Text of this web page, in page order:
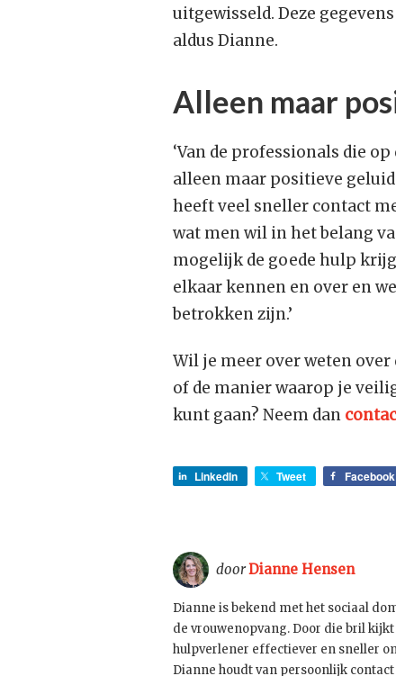
uitgewisseld. Deze
aldus Dianne.
Alleen maar
‘Van de professionals die
alleen maar positieve
heeft veel sneller contact
wat men wil in het belang
mogelijk de goede hulp
elkaar kennen en over en
betrokken zijn.’
Wil je meer over weten
of de manier waarop je
kunt gaan? Neem dan
LinkedIn Tweet Facebook
doorDianne Hensen
Dianne is bekend met het sociaal
de vrouwenopvang. Door die bril
hulpverlener effectiever en sneller
Dianne houdt van persoonlijk